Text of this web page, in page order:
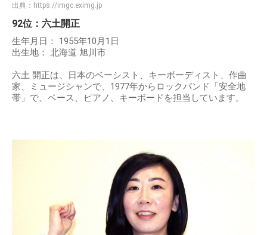
出典： https://imgc.eximg.jp
92位：六土開正
生年月日： 1955年10月1日
出生地： 北海道 旭川市
六土 開正は、日本のベーシスト、キーボーディスト、作曲
家、ミュージシャンで、1977年からロックバンド「安全地
帯」で、ベース、ピアノ、キーボードを担当しています。